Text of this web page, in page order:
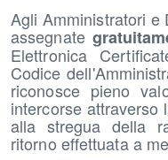
Agli Amministratori e
assegnate
Elettronica
Codice
riconosce pieno
intercorse attraverso
alla stregua della
ritorno effettuata a